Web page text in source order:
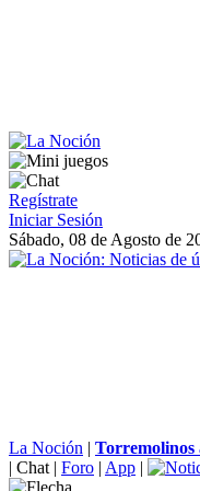
Regístrate
Iniciar Sesión
Sábado, 08 de Agosto de
La Noción | Torremolinos
| Chat | Foro | App |